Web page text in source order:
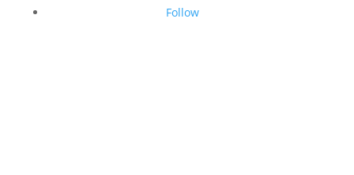
Follow